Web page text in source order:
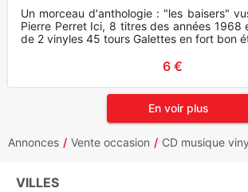
Un morceau d'anthologie : "les baisers"
Pierre Perret Ici, 8 titres des années 1968
de 2 vinyles 45 tours Galettes en fort bon
6 €
En voir plus
Annonces Vente occasion CD musique
VILLES